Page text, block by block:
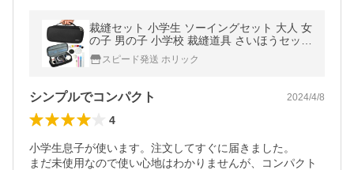
裁縫セット 小学生 ソーイングセット 大人 女
の子 男の子 小学校 裁縫道具 さいほうセット
(ブラック)
スピード発送 ホリック
シンプルでコンパクト 2024/4/8
4
小学生息子が使います。注文してすぐに届きました。
まだ未使用なので使い心地はわかりませんが、コンパクト